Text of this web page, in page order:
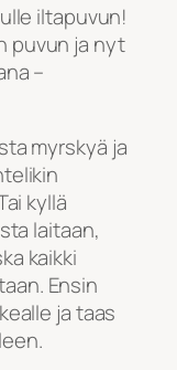
iltapuvun!
puvun ja nyt
–
myrskyä ja
kyllä
laitaan,
kaikki
Ensin
ja taas